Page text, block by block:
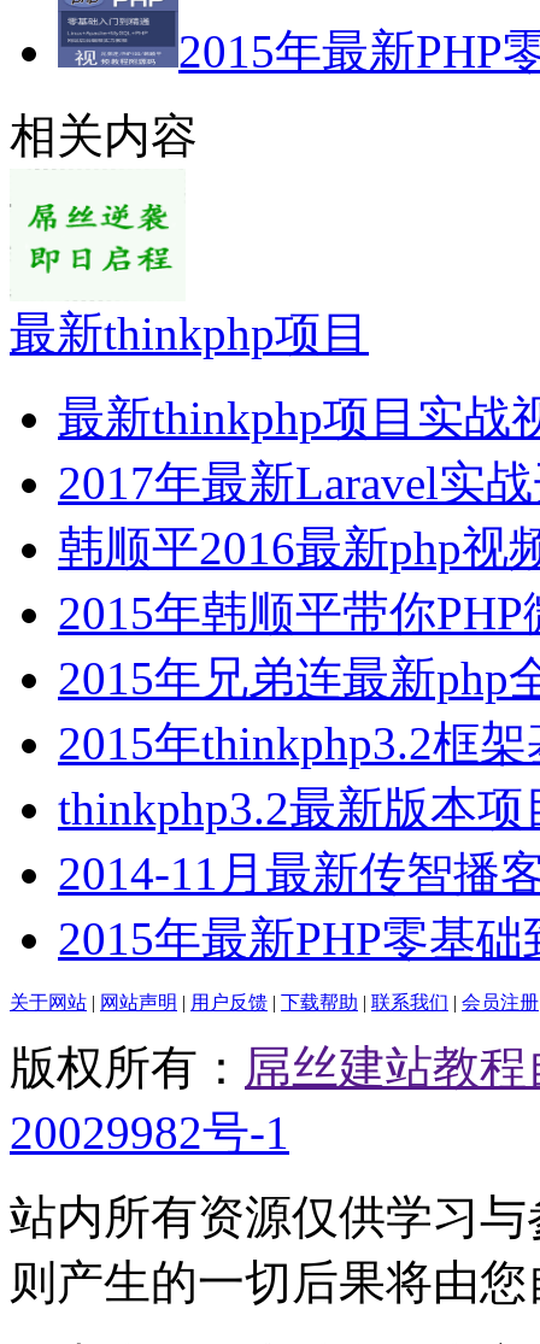
2015年最新PHP
相关内容
最新thinkphp项目
最新thinkphp项目实战
2017年最新Laravel实
韩顺平2016最新php视
2015年韩顺平带你
2015年兄弟连最新php
2015年thinkphp3.2框
thinkphp3.2最新版本项
2014-11月最新传智播
2015年最新PHP零基
关于网站 | 网站声明 | 用户反馈 | 下载帮助 | 联系我们 | 会员注册
版权所有： 屌丝建站教
20029982号-1
站内所有资源仅供学习
则产生的一切后果将由